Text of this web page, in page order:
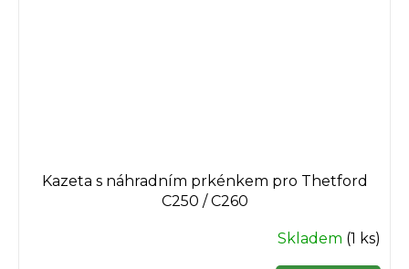
Kazeta s náhradním prkénkem pro Thetford
C250 / C260
Skladem (1 ks)